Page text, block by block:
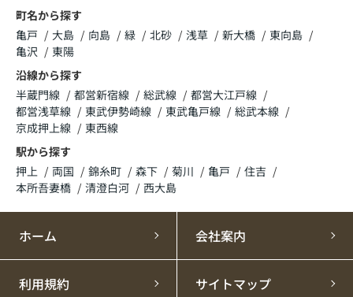
町名から探す
亀戸
大島 向島 緑 北砂 浅草 新大橋
東向島
亀沢
東陽
沿線から探す
半蔵門線
都営新宿線 総武線
都営大江戸線
都営浅草線
東武伊勢崎線 東武亀戸線
総武本線
京成押上線
東西線
駅から探す
押上
両国 錦糸町 森下 菊川 亀戸
住吉
本所吾妻橋
清澄白河 西大島
ホーム 会社案内
利用規約 サイトマップ